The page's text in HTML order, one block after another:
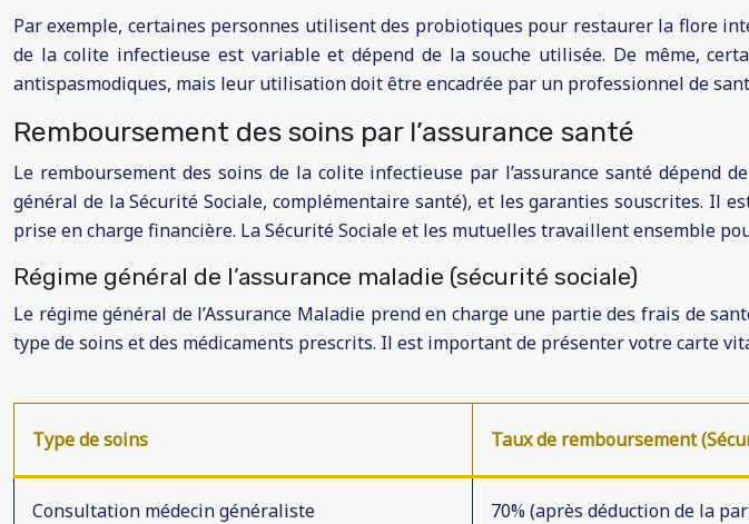
Par exemple, certaines personnes utilisent des probiotiques pour restaurer la flore
de la colite infectieuse est variable et dépend de la souche utilisée. De même,
antispasmodiques, mais leur utilisation doit être encadrée par un professionnel de
Remboursement des soins par l’assurance santé
Le remboursement des soins de la colite infectieuse par l’assurance santé dépend
général de la Sécurité Sociale, complémentaire santé), et les garanties souscrites.
prise en charge financière. La Sécurité Sociale et les mutuelles travaillent ensemble
Régime général de l’assurance maladie (sécurité sociale)
Le régime général de l’Assurance Maladie prend en charge une partie des frais de
type de soins et des médicaments prescrits. Il est important de présenter votre carte
Type de soins Taux de remboursement
Consultation médecin généraliste 70% (après déduction de la